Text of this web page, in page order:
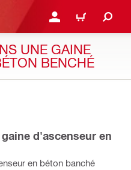
SE CONNECTER OU
PANIER
UNE GAINE
BENCHÉ
d'ascenseur en
en béton banché